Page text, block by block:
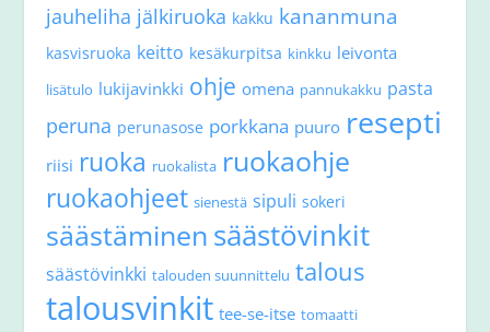
jauheliha jälkiruoka kakku kananmuna
kasvisruoka keitto kesäkurpitsa kinkku leivonta
lisätulo lukijavinkki ohje omena pannukakku pasta
peruna perunasose porkkana puuro resepti
riisi ruoka ruokalista ruokaohje
ruokaohjeet sienestä sipuli sokeri
säästäminen säästövinkit
säästövinkki talouden suunnittelu talous
talousvinkit tee-se-itse tomaatti